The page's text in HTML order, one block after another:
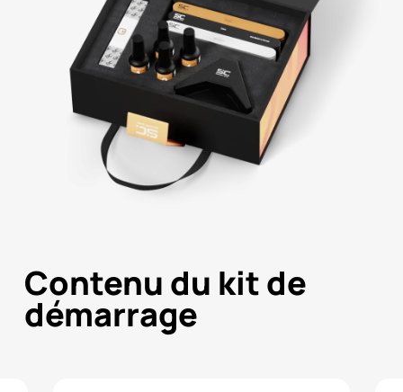
Contenu du kit de
démarrage